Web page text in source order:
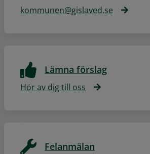
kommunen@gislaved.se
Lämna förslag
Hör av dig till oss
Felanmälan